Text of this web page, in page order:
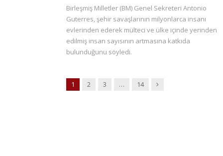
Birleşmiş Milletler (BM) Genel Sekreteri Antonio
Guterres, şehir savaşlarının milyonlarca insanı
evlerinden ederek mülteci ve ülke içinde yerinden
edilmiş insan sayısının artmasına katkıda
bulunduğunu söyledi.
1 2 3 … 14 Next